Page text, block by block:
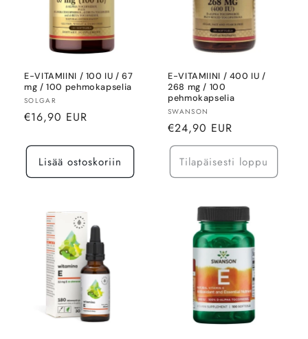
E-VITAMIINI / 100 IU / 67
mg / 100 pehmokapselia
Myyjä:
SOLGAR
Normaalihinta
€16,90 EUR
Lisää ostoskoriin
E-VITAMIINI / 400 IU /
268 mg / 100
pehmokapselia
Myyjä:
SWANSON
Normaalihinta
€24,90 EUR
Tilapäisesti loppu